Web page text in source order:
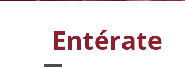
Entérate